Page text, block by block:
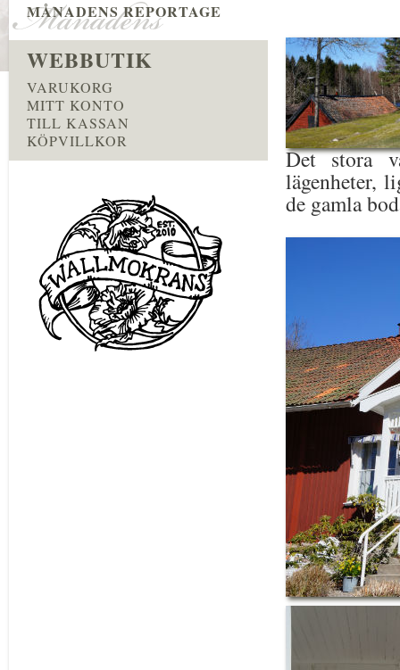
Det stora
lägenheter,
de gamla
MÅNADENS REPORTAGE
WEBBUTIK
VARUKORG
MITT KONTO
TILL KASSAN
KÖPVILLKOR